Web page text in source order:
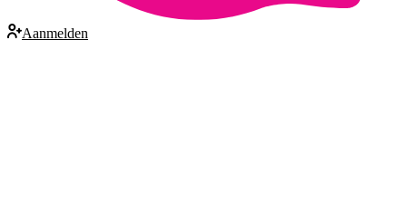
Aanmelden